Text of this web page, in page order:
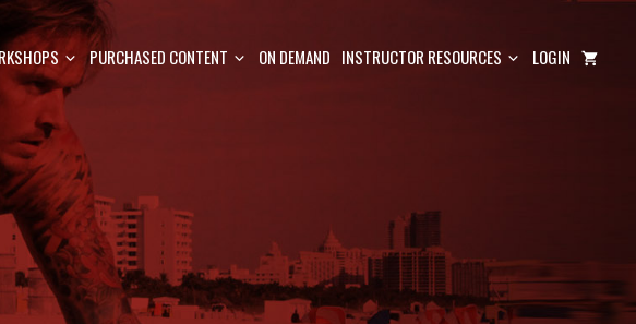
PURCHASED CONTENT ON DEMAND INSTRUCTOR RESOURCES LOGIN